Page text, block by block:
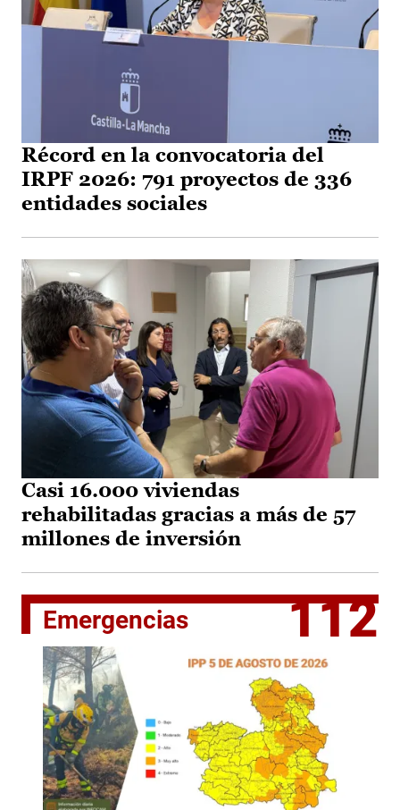
Récord en la convocatoria del
IRPF 2026: 791 proyectos de 336
entidades sociales
Casi 16.000 viviendas
rehabilitadas gracias a más de 57
millones de inversión
Emergencias 112